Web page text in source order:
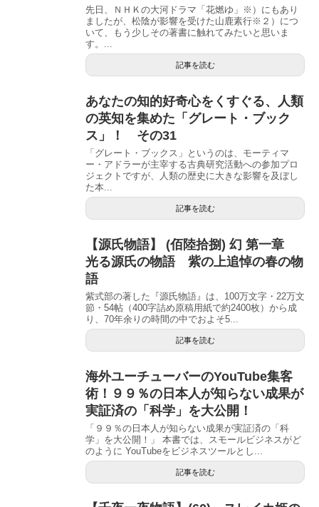
先日、ＮＨＫの大河ドラマ「花燃ゆ」※）にもあり
ましたが、松陰が影響を受けた山鹿素行※２）につ
いて、もう少しその著書に触れてみたいと思いま
す。...
記事を読む
あなたの知的好奇心をくすぐる、人類
の英知を集めた「グレート・ブック
ス」！ その31
「グレート・ブックス」というのは、モーティマ
ー・アドラーが主宰する古典研究活動への参加プロ
ジェクトですが、人類の歴史に大きな影響を及ぼし
た本...
記事を読む
【源氏物語】 (佰陸拾捌) 幻 第一章
光る源氏の物語 紫の上追悼の春の物
語
紫式部の著した『源氏物語』は、100万文字・22万文
節・54帖（400字詰め原稿用紙で約2400枚）から成
り、70年余りの時間の中でおよそ5...
記事を読む
海外ユーチューバーのYouTube集客
術！９９％の日本人が知らない成果が
実証済の「科学」を大公開！
「９９％の日本人が知らない成果が実証済の「科
学」を大公開！」 本書では、スモールビジネスがど
のように YouTubeをビジネスツールとし...
記事を読む